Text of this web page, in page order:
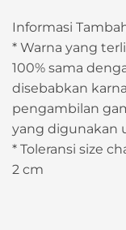
Informasi
* Warna yang
100% sama
disebabkan
pengambilan
yang digunakan
* Toleransi size
2 cm